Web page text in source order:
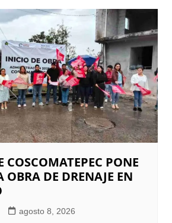
COSCOMATEPEC PONE
OBRA DE DRENAJE EN
agosto 8, 2026